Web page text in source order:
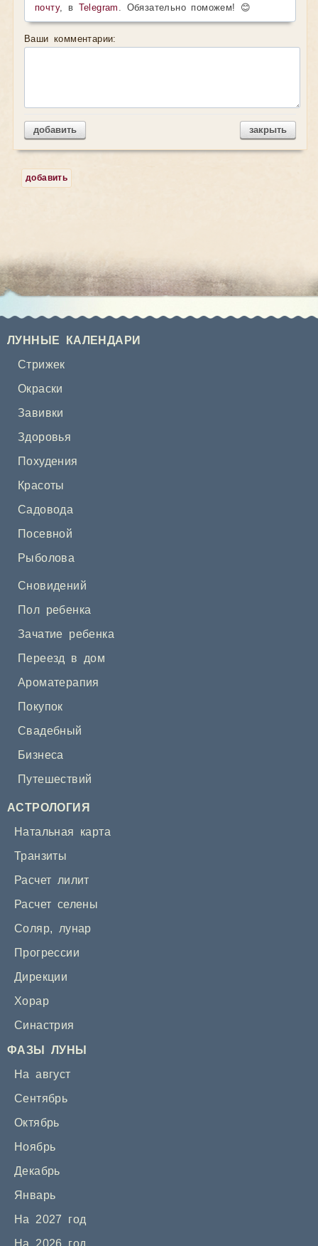
почту, в Telegram . Обязательно поможем! 😊
Ваши комментарии:
добавить закрыть
добавить
ЛУННЫЕ КАЛЕНДАРИ
Стрижек
Окраски
Завивки
Здоровья
Похудения
Красоты
Садовода
Посевной
Рыболова
Сновидений
Пол ребенка
Зачатие ребенка
Переезд в дом
Ароматерапия
Покупок
Свадебный
Бизнеса
Путешествий
АСТРОЛОГИЯ
Натальная карта
Транзиты
Расчет лилит
Расчет селены
Соляр, лунар
Прогрессии
Дирекции
Хорар
Синастрия
ФАЗЫ ЛУНЫ
На август
Сентябрь
Октябрь
Ноябрь
Декабрь
Январь
На 2027 год